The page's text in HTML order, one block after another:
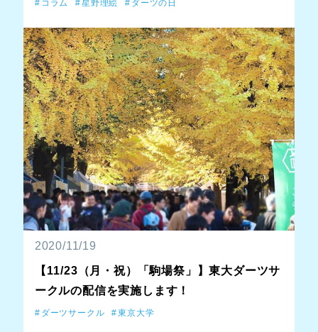
コラム 星野理絵 ダーツの日
2020/11/19
【11/23（月・祝）「駒場祭」】東大ダーツサ
ークルの配信を実施します！
ダーツサークル 東京大学